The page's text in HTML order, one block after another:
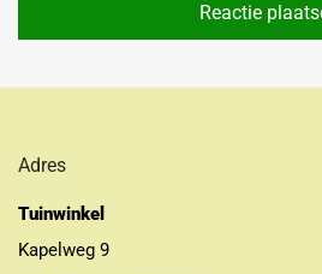
Adres
Tuinwinkel
Kapelweg 9